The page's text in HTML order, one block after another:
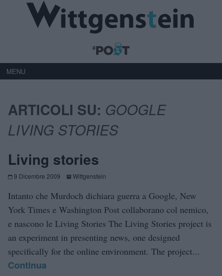
MENU
ARTICOLI SU: GOOGLE
LIVING STORIES
Living stories
9 Dicembre 2009 Wittgenstein
Intanto che Murdoch dichiara guerra a Google, New
York Times e Washington Post collaborano col nemico,
e nascono le Living Stories The Living Stories project is
an experiment in presenting news, one designed
specifically for the online environment. The project...
Continua